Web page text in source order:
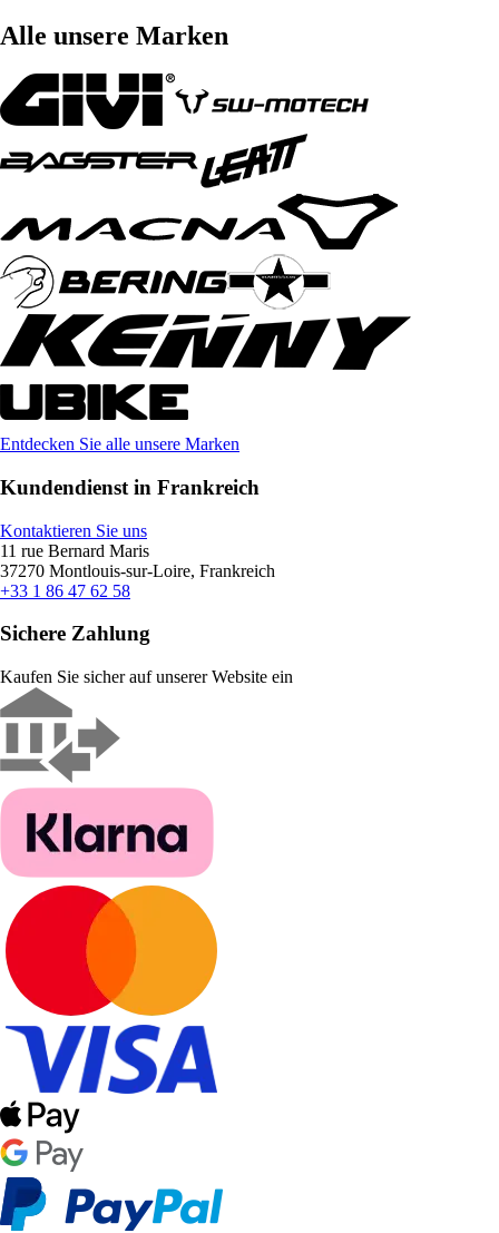
Alle unsere Marken
Entdecken Sie alle unsere Marken
Kundendienst in Frankreich
Kontaktieren Sie uns
11 rue Bernard Maris
37270 Montlouis-sur-Loire, Frankreich
+33 1 86 47 62 58
Sichere Zahlung
Kaufen Sie sicher auf unserer Website ein